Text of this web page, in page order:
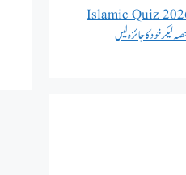
Islamic Quiz